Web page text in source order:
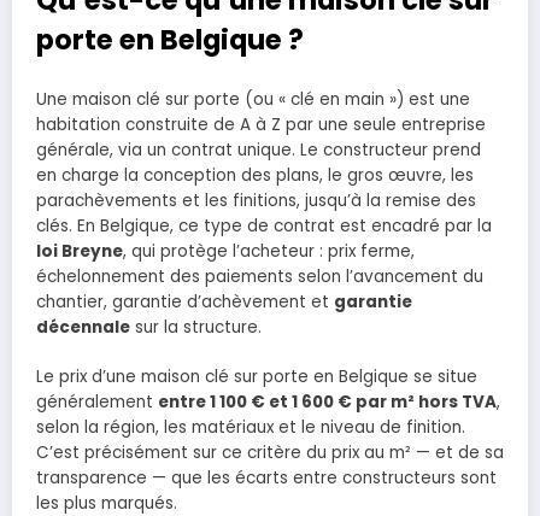
porte en Belgique ?
Une maison clé sur porte (ou « clé en main ») est une
habitation construite de A à Z par une seule entreprise
générale, via un contrat unique. Le constructeur prend
en charge la conception des plans, le gros œuvre, les
parachèvements et les finitions, jusqu’à la remise des
clés. En Belgique, ce type de contrat est encadré par la
loi Breyne, qui protège l’acheteur : prix ferme,
échelonnement des paiements selon l’avancement du
chantier, garantie d’achèvement et garantie
décennale sur la structure.
Le prix d’une maison clé sur porte en Belgique se situe
généralement entre 1 100 € et 1 600 € par m² hors TVA,
selon la région, les matériaux et le niveau de finition.
C’est précisément sur ce critère du prix au m² — et de sa
transparence — que les écarts entre constructeurs sont
les plus marqués.